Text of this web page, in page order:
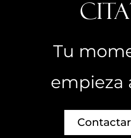
Tu
empieza
Contactar